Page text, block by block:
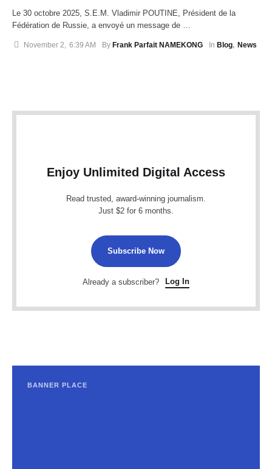
Le 30 octobre 2025, S.E.M. Vladimir POUTINE, Président de la
Fédération de Russie, a envoyé un message de …
November 2 6:39 AM By Frank Parfait NAMEKONG In Blog, News
Enjoy Unlimited Digital Access
Read trusted, award-winning journalism.
Just $2 for 6 months.
Subscribe Now
Already a subscriber? Log In
BANNER PLACE